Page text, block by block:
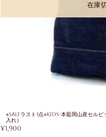
在庫
⭐︎SALEラスト1点⭐︎KIDS-本藍岡山産セル
入れ）
¥1,900